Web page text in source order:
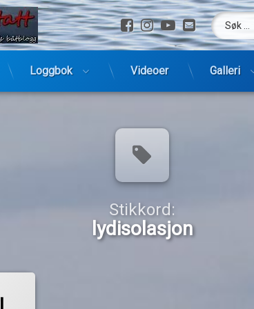
Facebook
Instagram
YouTube
E-post
Søk etter:
Loggbok Videoer Galleri
Stikkord:
lydisolasjon